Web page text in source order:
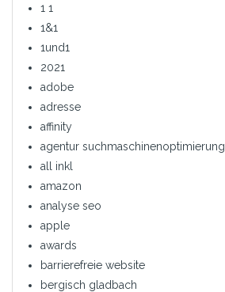
1 1
1&1
1und1
2021
adobe
adresse
affinity
agentur suchmaschinenoptimierung
all inkl
amazon
analyse seo
apple
awards
barrierefreie website
bergisch gladbach